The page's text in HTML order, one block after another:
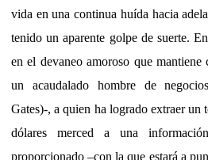
vida en una continua huída hacia
tenido un aparente golpe de suerte.
en el devaneo amoroso que
un acaudalado hombre de
Gates)-, a quien ha logrado extraer un
dólares merced a una
proporcionado –con la que estará a